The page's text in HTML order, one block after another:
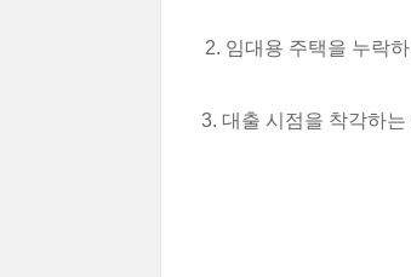
임대용 주택을 누락
대출 시점을 착각하